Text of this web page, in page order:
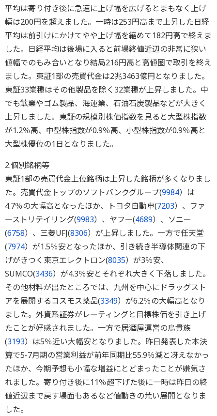
平均は寄り付き後に急速に上げ幅を広げるとまもなく上げ
幅は200円を超えました。一時は253円高まで上昇した日経
平均は前引けにかけてやや上げ幅を縮めて182円高で終えま
した。日経平均は後場に入ると前場終値近辺の非常に狭い
値幅でのもみ合いとなり結局216円高と高値圏で取引を終え
ました。東証1部の売買代金は2兆3463億円となりました。
東証33業種はその他製品を除く32業種が上昇しました。中
でも鉱業やゴム製品、海運業、石油石炭製品などが大きく
上昇しました。東証の規模別株価指数を見ると大型株指数
が1.2％高、中型株指数が0.9％高、小型株指数が0.9％高と
大型株優位の1日となりました。
2.個別銘柄等
東証1部の売買代金上位銘柄は上昇した銘柄が多くなりまし
た。売買代金トップのソフトバンクグループ(9984）は
4.7％の大幅高となったほか、トヨタ自動車(7203）、ファ
ーストリテイリング(9983）、ヤフー(4689）、ソニー
(6758）、三菱UFJ(8306）が上昇しました。一方で任天堂
(7974）が1.5％安となったほか、引き続き半導体関連の下
げがきつく東京エレクトロン(8035）が3％安、
SUMCO(3436）が4.3％安とそれぞれ大きく下落しました。
その他材料が出たところでは、九州を中心にドラッグスト
アを展開するコスモス薬品(3349）が6.2％の大幅高となり
ました。外資系証券がレーティングと目標株価を引き上げ
たことが好感されました。一方で居酒屋運営の鳥貴族
(3193）は5％近い大幅安となりました。昨日発表した本決
算で5-7月期の営業利益が前年同期比55.9％減と冴えなかっ
たほか、今期予想も小幅な増益にとどまったことが嫌気さ
れました。寄り付き後に11％超下げた後に一時は昨日の終
値近辺まで戻す場面もあるなど値動きの荒い展開となりま
した。